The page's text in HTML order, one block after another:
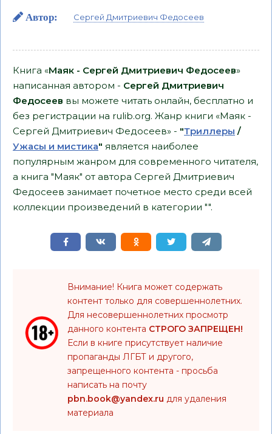
Автор: Сергей Дмитриевич Федосеев
Книга «Маяк - Сергей Дмитриевич Федосеев»
написанная автором - Сергей Дмитриевич
Федосеев вы можете читать онлайн, бесплатно и
без регистрации на rulib.org. Жанр книги «Маяк -
Сергей Дмитриевич Федосеев» - "Триллеры /
Ужасы и мистика" является наиболее
популярным жанром для современного читателя,
а книга "Маяк" от автора Сергей Дмитриевич
Федосеев занимает почетное место среди всей
коллекции произведений в категории "".
Внимание! Книга может содержать
контент только для совершеннолетних.
Для несовершеннолетних просмотр
данного контента СТРОГО ЗАПРЕЩЕН!
Если в книге присутствует наличие
пропаганды ЛГБТ и другого,
запрещенного контента - просьба
написать на почту
pbn.book@yandex.ru для удаления
материала